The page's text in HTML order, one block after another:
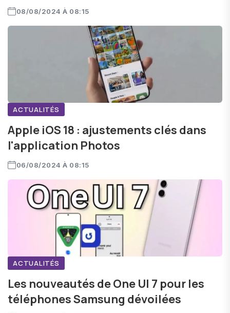
08/08/2024 À 08:15
ACTUALITÉS
Apple iOS 18 : ajustements clés dans
l'application Photos
06/08/2024 À 08:15
ACTUALITÉS
Les nouveautés de One UI 7 pour les
téléphones Samsung dévoilées